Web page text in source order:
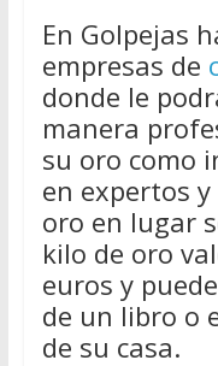
En Golpejas
empresas de
donde le
manera
su oro como
en expertos
oro en lugar
kilo de oro
euros y
de un libro o
de su casa.